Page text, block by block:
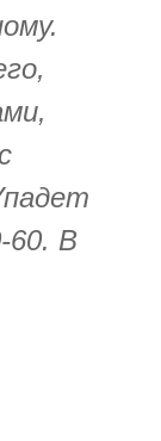
60. В